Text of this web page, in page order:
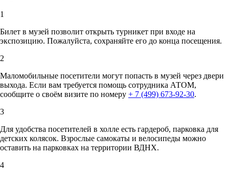
1
Билет в музей позволит открыть турникет при входе на
экспозицию. Пожалуйста, сохраняйте его до конца посещения.
2
Маломобильные посетители могут попасть в музей через двери
выхода. Если вам требуется помощь сотрудника АТОМ,
сообщите о своём визите по номеру + 7 (499) 673-92-30.
3
Для удобства посетителей в холле есть гардероб, парковка для
детских колясок. Взрослые самокаты и велосипеды можно
оставить на парковках на территории ВДНХ.
4